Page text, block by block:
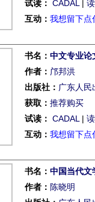
试读： CADAL |
互动： 我想留下点
书名： 中文专业论
作者： 邝邦洪
出版社： 广东人民
获取： 推荐购买
试读： CADAL |
互动： 我想留下点
书名： 中国当代文
作者： 陈晓明